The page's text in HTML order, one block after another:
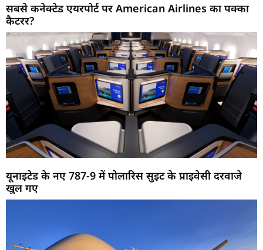
सबसे कनेक्टेड एयरपोर्ट पर American Airlines का पक्का
कैटरर?
यूनाइटेड के नए 787-9 में पोलारिस सुइट के प्राइवेसी दरवाजे
खुल गए